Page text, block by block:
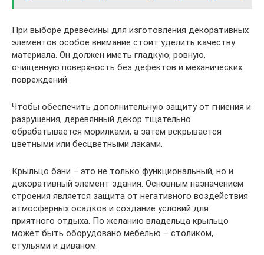
При выборе древесины для изготовления декоративных
элементов особое внимание стоит уделить качеству
материала. Он должен иметь гладкую, ровную,
очищенную поверхность без дефектов и механических
повреждений
Чтобы обеспечить дополнительную защиту от гниения и
разрушения, деревянный декор тщательно
обрабатывается морилками, а затем вскрывается
цветными или бесцветными лаками.
Крыльцо бани – это не только функциональный, но и
декоративный элемент здания. Основным назначением
строения является защита от негативного воздействия
атмосферных осадков и создание условий для
приятного отдыха. По желанию владельца крыльцо
может быть оборудовано мебелью – столиком,
стульями и диваном.